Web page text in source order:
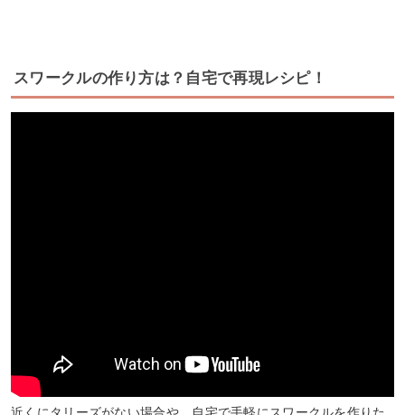
スワークルの作り方は？自宅で再現レシピ！